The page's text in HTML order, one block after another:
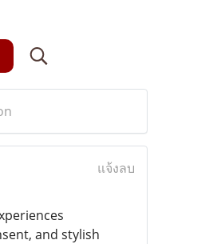
แจ้งลบ
and stylish